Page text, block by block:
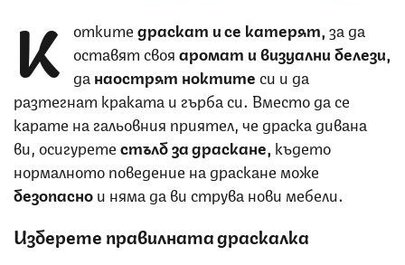
К откитедраскат и се катерят, за да
оставят свояаромат и визуални белези,
да наострят ноктитеси и да
разтегнат краката и гърба си. Вместо да се
карате на гальовния приятел, че драска дивана
ви, осигуретестълб за драскане, където
нормалното поведение на драскане може
безопаснои няма да ви струва нови мебели.
Изберете правилната драскалка